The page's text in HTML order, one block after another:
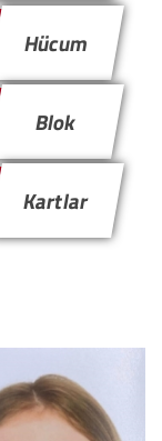
Hücum
Blok
Kartlar